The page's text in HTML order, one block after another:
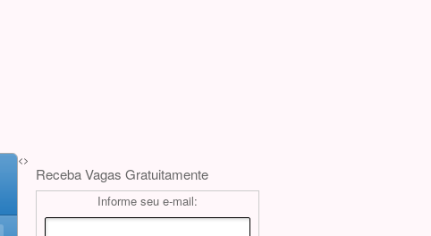
<>
Receba Vagas Gratuitamente
Informe seu e-mail: